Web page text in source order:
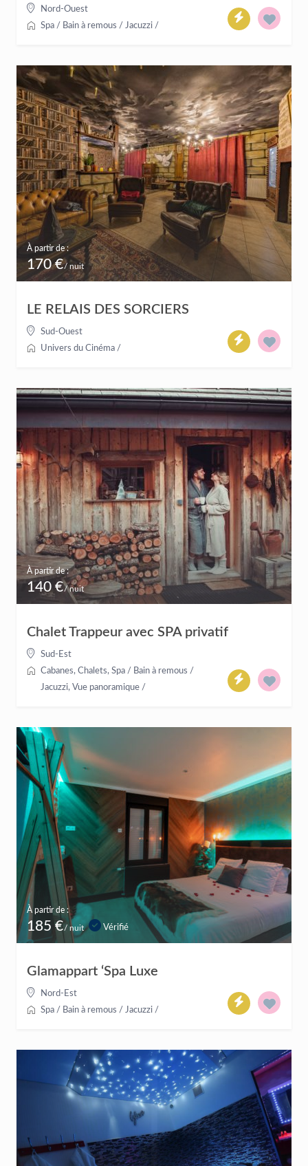
Nord-Ouest
Spa / Bain à remous / Jacuzzi /
À partir de :
170 €/ nuit
LE RELAIS DES SORCIERS
Sud-Ouest
Univers du Cinéma /
À partir de :
140 €/ nuit
Chalet Trappeur avec SPA privatif
Sud-Est
Cabanes, Chalets, Spa / Bain à remous /
Jacuzzi, Vue panoramique /
À partir de :
185 €/ nuit Vérifié
Glamappart ‘Spa Luxe
Nord-Est
Spa / Bain à remous / Jacuzzi /